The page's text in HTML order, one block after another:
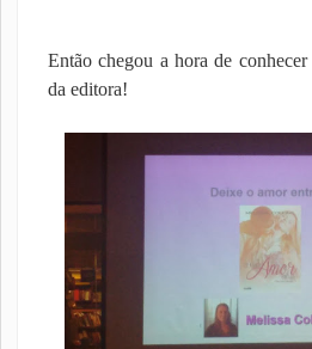
Então chegou a hora de
da editora!